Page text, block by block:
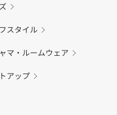
スタイル
マ・ルームウェア
アップ